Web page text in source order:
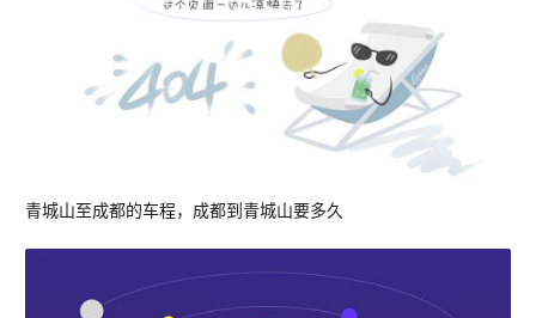
青城山至成都的车程，成都到青城山要多久